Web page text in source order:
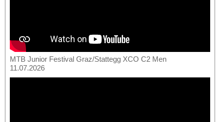
MTB Junior Festival Graz/Stattegg XCO C2 Men
11.07.2026